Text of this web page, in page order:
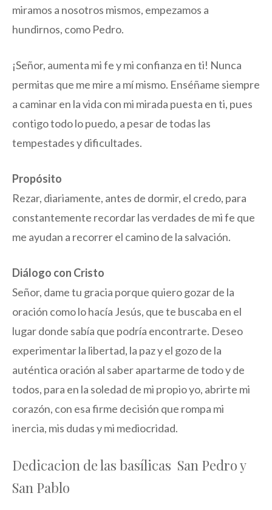
miramos a nosotros mismos, empezamos a
hundirnos, como Pedro.
¡Señor, aumenta mi fe y mi confianza en ti! Nunca
permitas que me mire a mí mismo. Enséñame siempre
a caminar en la vida con mi mirada puesta en ti, pues
contigo todo lo puedo, a pesar de todas las
tempestades y dificultades.
Propósito
Rezar, diariamente, antes de dormir, el credo, para
constantemente recordar las verdades de mi fe que
me ayudan a recorrer el camino de la salvación.
Diálogo con Cristo
Señor, dame tu gracia porque quiero gozar de la
oración como lo hacía Jesús, que te buscaba en el
lugar donde sabía que podría encontrarte. Deseo
experimentar la libertad, la paz y el gozo de la
auténtica oración al saber apartarme de todo y de
todos, para en la soledad de mi propio yo, abrirte mi
corazón, con esa firme decisión que rompa mi
inercia, mis dudas y mi mediocridad.
Dedicacion de las basílicas San Pedro y
San Pablo